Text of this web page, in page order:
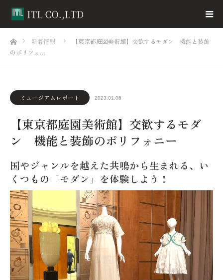
ホーム新着情報
【東京都庭園美術館】交歓するモダン 機能と装飾
のポリフォ…
ミュージアムレポート 2023.01.06
【東京都庭園美術館】交歓するモダ
ン 機能と装飾のポリフォニー
国やジャンルを越えた共鳴から生まれる、い
くつもの「モダン」を体験しよう！